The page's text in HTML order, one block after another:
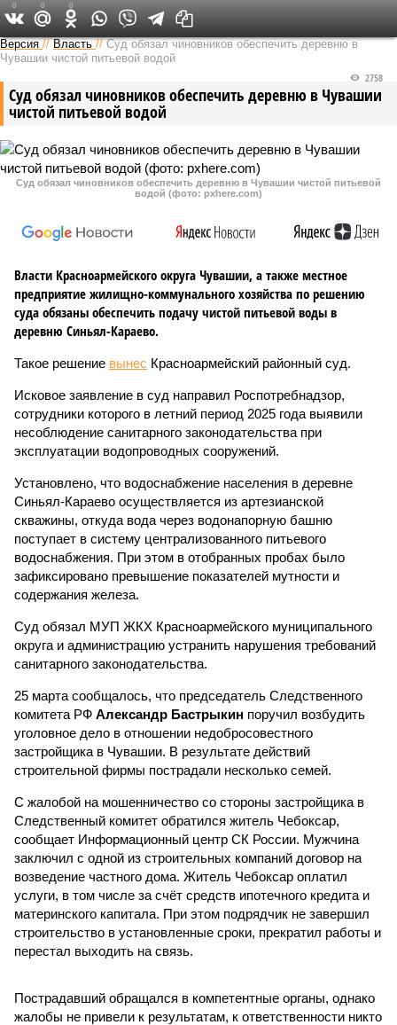
Версия в Чувашии
Версия //Власть //Суд обязал чиновников обеспечить деревню в
Чувашии чистой питьевой водой
Суд обязал чиновников обеспечить деревню в Чувашии
чистой питьевой водой
2758
Суд обязал чиновников обеспечить деревню в Чувашии чистой питьевой
водой (фото: pxhere.com)
Власти Красноармейского округа Чувашии, а также местное
предприятие жилищно-коммунального хозяйства по решению
суда обязаны обеспечить подачу чистой питьевой воды в
деревню Синьял-Караево.
Такое решение вынес Красноармейский районный суд.
Исковое заявление в суд направил Роспотребнадзор,
сотрудники которого в летний период 2025 года выявили
несоблюдение санитарного законодательства при
эксплуатации водопроводных сооружений.
Установлено, что водоснабжение населения в деревне
Синьял-Караево осуществляется из артезианской
скважины, откуда вода через водонапорную башню
поступает в систему централизованного питьевого
водоснабжения. При этом в отобранных пробах было
зафиксировано превышение показателей мутности и
содержания железа.
Суд обязал МУП ЖКХ Красноармейского муниципального
округа и администрацию устранить нарушения требований
санитарного законодательства.
25 марта сообщалось, что председатель Следственного
комитета РФ Александр Бастрыкин поручил возбудить
уголовное дело в отношении недобросовестного
застройщика в Чувашии. В результате действий
строительной фирмы пострадали несколько семей.
С жалобой на мошенничество со стороны застройщика в
Следственный комитет обратился житель Чебоксар,
сообщает Информационный центр СК России. Мужчина
заключил с одной из строительных компаний договор на
возведение частного дома. Житель Чебоксар оплатил
услуги, в том числе за счёт средств ипотечного кредита и
материнского капитала. При этом подрядчик не завершил
строительство в установленные сроки, прекратил работы и
перестал выходить на связь.
Пострадавший обращался в компетентные органы, однако
жалобы не привели к результатам, к ответственности никто
0 0 0